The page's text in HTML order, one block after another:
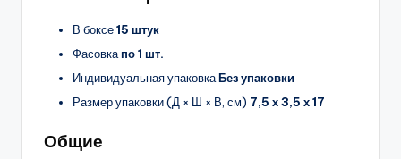
В боксе15 штук
Фасовкапо 1 шт.
Индивидуальная упаковкаБез упаковки
Размер упаковки (Д × Ш × В, см) 7,5 х 3,5 х 17
Общие